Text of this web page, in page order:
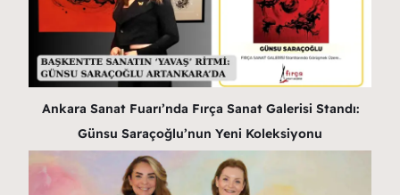
Ankara Sanat Fuarı’nda Fırça Sanat Galerisi Standı:
Günsu Saraçoğlu’nun Yeni Koleksiyonu